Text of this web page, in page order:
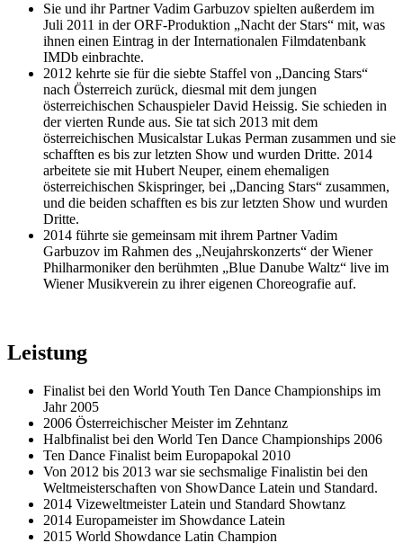
Sie und ihr Partner Vadim Garbuzov spielten außerdem im
Juli 2011 in der ORF-Produktion „Nacht der Stars“ mit, was
ihnen einen Eintrag in der Internationalen Filmdatenbank
IMDb einbrachte.
2012 kehrte sie für die siebte Staffel von „Dancing Stars“
nach Österreich zurück, diesmal mit dem jungen
österreichischen Schauspieler David Heissig. Sie schieden in
der vierten Runde aus. Sie tat sich 2013 mit dem
österreichischen Musicalstar Lukas Perman zusammen und sie
schafften es bis zur letzten Show und wurden Dritte. 2014
arbeitete sie mit Hubert Neuper, einem ehemaligen
österreichischen Skispringer, bei „Dancing Stars“ zusammen,
und die beiden schafften es bis zur letzten Show und wurden
Dritte.
2014 führte sie gemeinsam mit ihrem Partner Vadim
Garbuzov im Rahmen des „Neujahrskonzerts“ der Wiener
Philharmoniker den berühmten „Blue Danube Waltz“ live im
Wiener Musikverein zu ihrer eigenen Choreografie auf.
Leistung
Finalist bei den World Youth Ten Dance Championships im
Jahr 2005
2006 Österreichischer Meister im Zehntanz
Halbfinalist bei den World Ten Dance Championships 2006
Ten Dance Finalist beim Europapokal 2010
Von 2012 bis 2013 war sie sechsmalige Finalistin bei den
Weltmeisterschaften von ShowDance Latein und Standard.
2014 Vizeweltmeister Latein und Standard Showtanz
2014 Europameister im Showdance Latein
2015 World Showdance Latin Champion